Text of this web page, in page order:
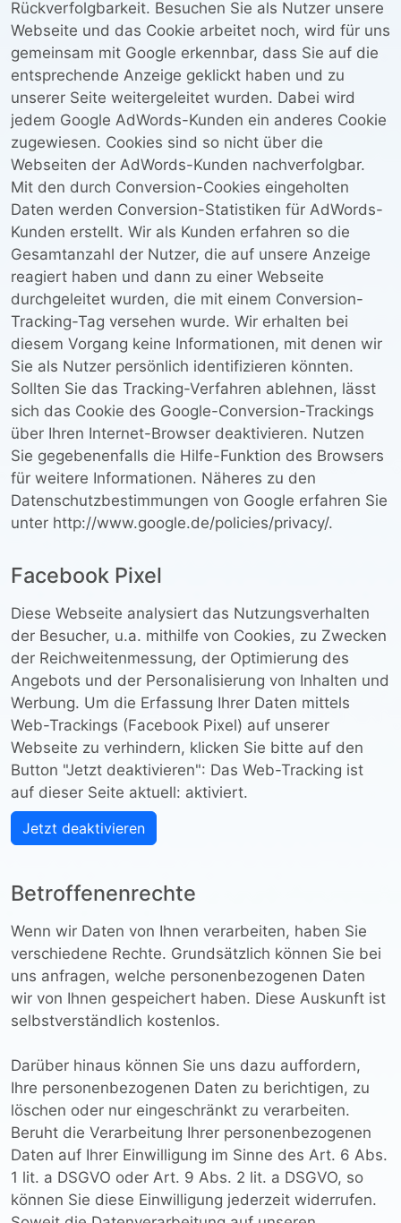
Rückverfolgbarkeit. Besuchen Sie als Nutzer unsere
Webseite und das Cookie arbeitet noch, wird für uns
gemeinsam mit Google erkennbar, dass Sie auf die
entsprechende Anzeige geklickt haben und zu
unserer Seite weitergeleitet wurden. Dabei wird
jedem Google AdWords-Kunden ein anderes Cookie
zugewiesen. Cookies sind so nicht über die
Webseiten der AdWords-Kunden nachverfolgbar.
Mit den durch Conversion-Cookies eingeholten
Daten werden Conversion-Statistiken für AdWords-
Kunden erstellt. Wir als Kunden erfahren so die
Gesamtanzahl der Nutzer, die auf unsere Anzeige
reagiert haben und dann zu einer Webseite
durchgeleitet wurden, die mit einem Conversion-
Tracking-Tag versehen wurde. Wir erhalten bei
diesem Vorgang keine Informationen, mit denen wir
Sie als Nutzer persönlich identifizieren könnten.
Sollten Sie das Tracking-Verfahren ablehnen, lässt
sich das Cookie des Google-Conversion-Trackings
über Ihren Internet-Browser deaktivieren. Nutzen
Sie gegebenenfalls die Hilfe-Funktion des Browsers
für weitere Informationen. Näheres zu den
Datenschutzbestimmungen von Google erfahren Sie
unter http://www.google.de/policies/privacy/.
Facebook Pixel
Diese Webseite analysiert das Nutzungsverhalten
der Besucher, u.a. mithilfe von Cookies, zu Zwecken
der Reichweitenmessung, der Optimierung des
Angebots und der Personalisierung von Inhalten und
Werbung. Um die Erfassung Ihrer Daten mittels
Web-Trackings (Facebook Pixel) auf unserer
Webseite zu verhindern, klicken Sie bitte auf den
Button "Jetzt deaktivieren": Das Web-Tracking ist
auf dieser Seite aktuell: aktiviert.
Jetzt deaktivieren
Betroffenenrechte
Wenn wir Daten von Ihnen verarbeiten, haben Sie
verschiedene Rechte. Grundsätzlich können Sie bei
uns anfragen, welche personenbezogenen Daten
wir von Ihnen gespeichert haben. Diese Auskunft ist
selbstverständlich kostenlos.
Darüber hinaus können Sie uns dazu auffordern,
Ihre personenbezogenen Daten zu berichtigen, zu
löschen oder nur eingeschränkt zu verarbeiten.
Beruht die Verarbeitung Ihrer personenbezogenen
Daten auf Ihrer Einwilligung im Sinne des Art. 6 Abs.
1 lit. a DSGVO oder Art. 9 Abs. 2 lit. a DSGVO, so
können Sie diese Einwilligung jederzeit widerrufen.